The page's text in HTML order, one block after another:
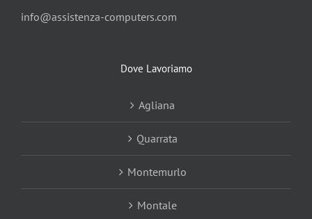
info@assistenza-computers.com
Dove Lavoriamo
Agliana
Quarrata
Montemurlo
Montale